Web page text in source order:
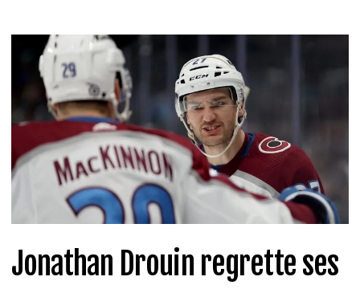
Jonathan Drouin regrette ses